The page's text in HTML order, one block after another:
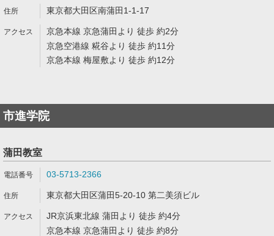
東京都大田区南蒲田1-1-17
京急本線 京急蒲田より 徒歩 約2分
京急空港線 糀谷より 徒歩 約11分
京急本線 梅屋敷より 徒歩 約12分
市進学院
蒲田教室
03-5713-2366
東京都大田区蒲田5-20-10 第二美須ビル
JR京浜東北線 蒲田より 徒歩 約4分
京急本線 京急蒲田より 徒歩 約8分